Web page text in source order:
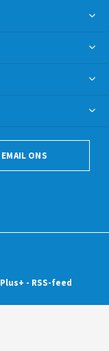
EMAIL ONS
Plus+ - RSS-feed